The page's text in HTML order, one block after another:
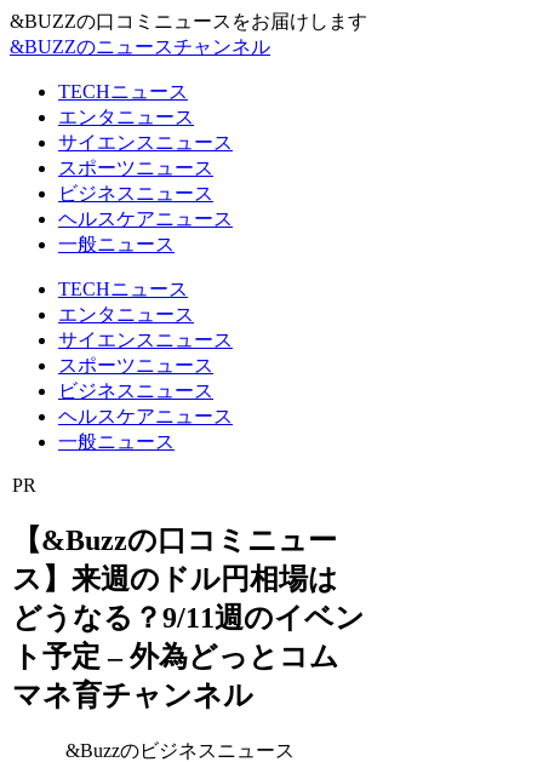
&BUZZの口コミニュースをお届けします
&BUZZのニュースチャンネル
TECHニュース
エンタニュース
サイエンスニュース
スポーツニュース
ビジネスニュース
ヘルスケアニュース
一般ニュース
TECHニュース
エンタニュース
サイエンスニュース
スポーツニュース
ビジネスニュース
ヘルスケアニュース
一般ニュース
PR
【&Buzzの口コミニュー
ス】来週のドル円相場は
どうなる？9/11週のイベン
ト予定 – 外為どっとコム
マネ育チャンネル
&Buzzのビジネスニュース